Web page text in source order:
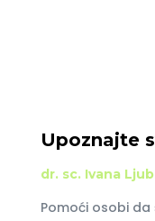
Upoznajte
dr. sc. Ivana
Pomoći osobi